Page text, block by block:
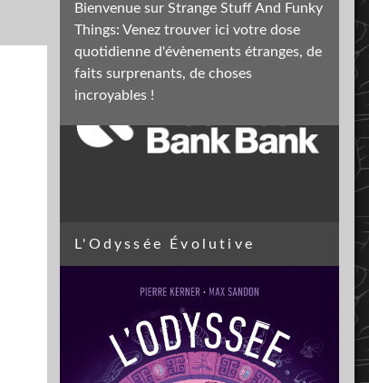
Bienvenue sur Strange Stuff And Funky
Things: Venez trouver ici votre dose
quotidienne d'évènements étranges, de
faits surprenants, de choses
incroyables !
Soutenez mon activité
L'Odyssée Évolutive